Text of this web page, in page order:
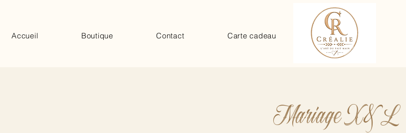
Accueil Boutique Contact Carte cadeau
Mariage X&L